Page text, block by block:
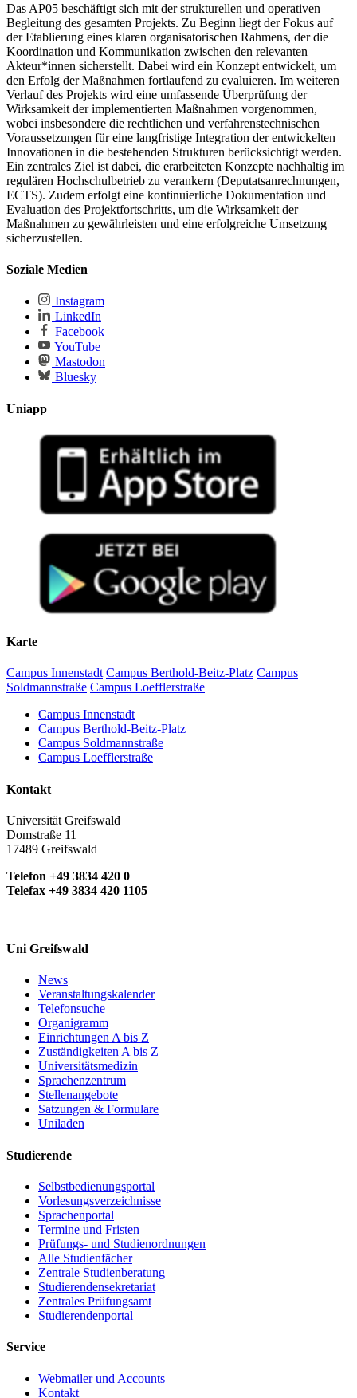
Das AP05 beschäftigt sich mit der strukturellen und operativen
Begleitung des gesamten Projekts. Zu Beginn liegt der Fokus auf
der Etablierung eines klaren organisatorischen Rahmens, der die
Koordination und Kommunikation zwischen den relevanten
Akteur*innen sicherstellt. Dabei wird ein Konzept entwickelt, um
den Erfolg der Maßnahmen fortlaufend zu evaluieren. Im weiteren
Verlauf des Projekts wird eine umfassende Überprüfung der
Wirksamkeit der implementierten Maßnahmen vorgenommen,
wobei insbesondere die rechtlichen und verfahrenstechnischen
Voraussetzungen für eine langfristige Integration der entwickelten
Innovationen in die bestehenden Strukturen berücksichtigt werden.
Ein zentrales Ziel ist dabei, die erarbeiteten Konzepte nachhaltig im
regulären Hochschulbetrieb zu verankern (Deputatsanrechnungen,
ECTS). Zudem erfolgt eine kontinuierliche Dokumentation und
Evaluation des Projektfortschritts, um die Wirksamkeit der
Maßnahmen zu gewährleisten und eine erfolgreiche Umsetzung
sicherzustellen.
Soziale Medien
Instagram
LinkedIn
Facebook
YouTube
Mastodon
Bluesky
Uniapp
Karte
Campus Innenstadt Campus Berthold-Beitz-Platz Campus
Soldmannstraße Campus Loefflerstraße
Campus Innenstadt
Campus Berthold-Beitz-Platz
Campus Soldmannstraße
Campus Loefflerstraße
Kontakt
Universität Greifswald
Domstraße 11
17489 Greifswald
Telefon +49 3834 420 0
Telefax +49 3834 420 1105
Uni Greifswald
News
Veranstaltungskalender
Telefonsuche
Organigramm
Einrichtungen A bis Z
Zuständigkeiten A bis Z
Universitätsmedizin
Sprachenzentrum
Stellenangebote
Satzungen & Formulare
Uniladen
Studierende
Selbstbedienungsportal
Vorlesungsverzeichnisse
Sprachenportal
Termine und Fristen
Prüfungs- und Studienordnungen
Alle Studienfächer
Zentrale Studienberatung
Studierendensekretariat
Zentrales Prüfungsamt
Studierendenportal
Service
Webmailer und Accounts
Kontakt